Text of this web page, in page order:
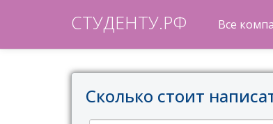
СТУДЕНТУ.РФ Все
Сколько стоит